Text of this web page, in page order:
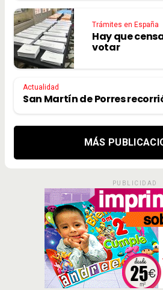
Trámites en España
Hay que
votar
Actualidad
San Martín de Porres
MÁS
PUBLICIDAD